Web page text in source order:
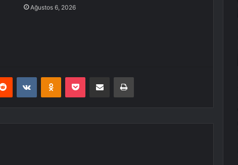
Ağustos 6, 2026
Reddit VKontakteOdnoklassniki
Pocket E-Posta ile paylaş Yazdır